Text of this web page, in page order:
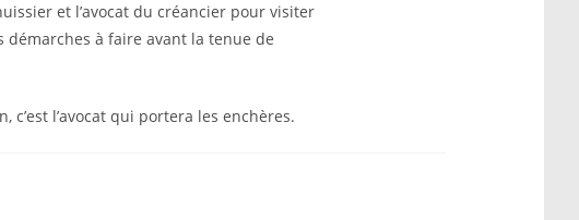
et l’avocat du créancier pour visiter
à faire avant la tenue de
l’avocat qui portera les enchères.